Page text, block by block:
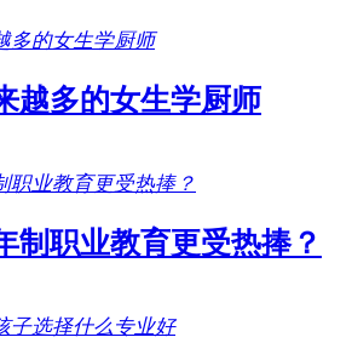
越多的女生学厨师
制职业教育更受热捧？